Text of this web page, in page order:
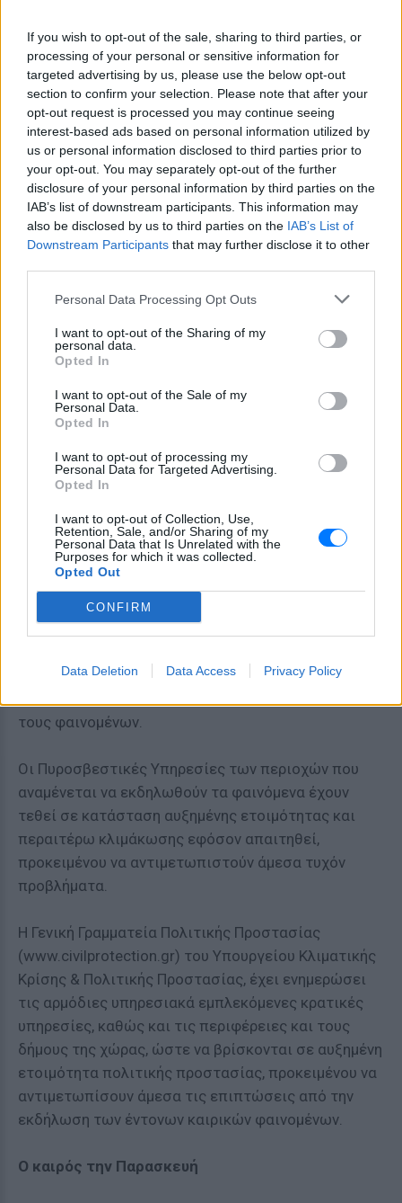
If you wish to opt-out of the sale, sharing to third parties, or
processing of your personal or sensitive information for
targeted advertising by us, please use the below opt-out
section to confirm your selection. Please note that after your
opt-out request is processed you may continue seeing
interest-based ads based on personal information utilized by
us or personal information disclosed to third parties prior to
your opt-out. You may separately opt-out of the further
disclosure of your personal information by third parties on the
IAB’s list of downstream participants. This information may
also be disclosed by us to third parties on the IAB’s List of
Downstream Participants that may further disclose it to other
Personal Data Processing Opt Outs
I want to opt-out of the Sharing of my
personal data.
Opted In
I want to opt-out of the Sale of my
Personal Data.
Opted In
I want to opt-out of processing my
Personal Data for Targeted Advertising.
Opted In
I want to opt-out of Collection, Use,
Retention, Sale, and/or Sharing of my
Personal Data that Is Unrelated with the
Purposes for which it was collected.
Opted Out
CONFIRM
Data Deletion Data Access Privacy Policy
Κατά τη διάρκεια του Σαββάτου αναμένονται
μεγάλα ύψη βροχής στο Ιόνιο και τα δυτικά
ηπειρωτικά.
Την Κυριακή οι ισχυρές βροχές επηρεάζουν μέχρι το
μεσημέρι το Ιόνιο και από το απόγευμα τα
ηπειρωτικά πλην της Θράκης. Κυκλάδες, Κρήτη και
Σποράδες επηρεάζονται τις πρωινές ώρες και το
μεσημέρι τα Δωδεκάνησα.
Συστάσεις στους πολίτες να είναι ιδιαίτερα
προσεκτικοί, μεριμνώντας για τη λήψη μέτρων
αυτοπροστασίας από κινδύνους που προέρχονται
από την εκδήλωση έντονων καιρικών φαινομένων
απευθύνει η Γενική Γραμματεία Πολιτικής
Προστασίας ενόψει της κακοκαιρίας EVΑ.
σχέδιο για την αντιμετώπιση κινδύνων από την
τους φαινομένων.
Οι Πυροσβεστικές Υπηρεσίες των περιοχών που
αναμένεται να εκδηλωθούν τα φαινόμενα έχουν
τεθεί σε κατάσταση αυξημένης ετοιμότητας και
περαιτέρω κλιμάκωσης εφόσον απαιτηθεί,
προκειμένου να αντιμετωπιστούν άμεσα τυχόν
προβλήματα.
Η Γενική Γραμματεία Πολιτικής Προστασίας
(www.civilprotection.gr) του Υπουργείου Κλιματικής
Κρίσης & Πολιτικής Προστασίας, έχει ενημερώσει
τις αρμόδιες υπηρεσιακά εμπλεκόμενες κρατικές
υπηρεσίες, καθώς και τις περιφέρειες και τους
δήμους της χώρας, ώστε να βρίσκονται σε αυξημένη
ετοιμότητα πολιτικής προστασίας, προκειμένου να
αντιμετωπίσουν άμεσα τις επιπτώσεις από την
εκδήλωση των έντονων καιρικών φαινομένων.
Ο καιρός την Παρασκευή